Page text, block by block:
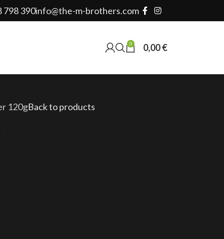
798 390info@the-m-brothers.com
0 0,00€
120gBack to products